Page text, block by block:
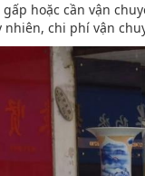
hoặc cần vận
nhiên, chi phí vận